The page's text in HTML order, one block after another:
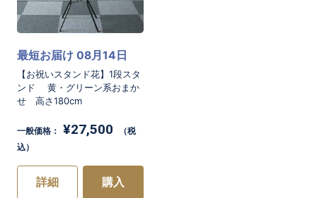
【お祝いスタンド花】1段スタ
ンド 黄・グリーン系おまか
せ 高さ180cm
最短お届け 08月14日
一般価格： ¥27,500
（税
込）
詳細 購入